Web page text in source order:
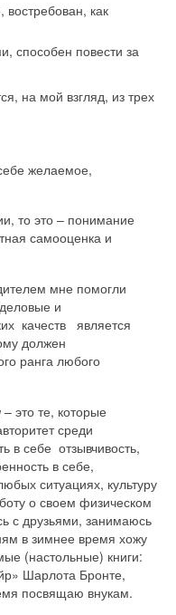
как
способен повести за
на мой взгляд, из трех
желаемое,
то это – понимание
самооценка и
мне помогли
и
качеств является
должен
ранга любого
– это те, которые
среди
в себе отзывчивость,
в себе,
ситуациях, культуру
о своем физическом
с друзьями, занимаюсь
в зимнее время хожу
(настольные) книги:
Шарлота Бронте,
посвящаю внукам.